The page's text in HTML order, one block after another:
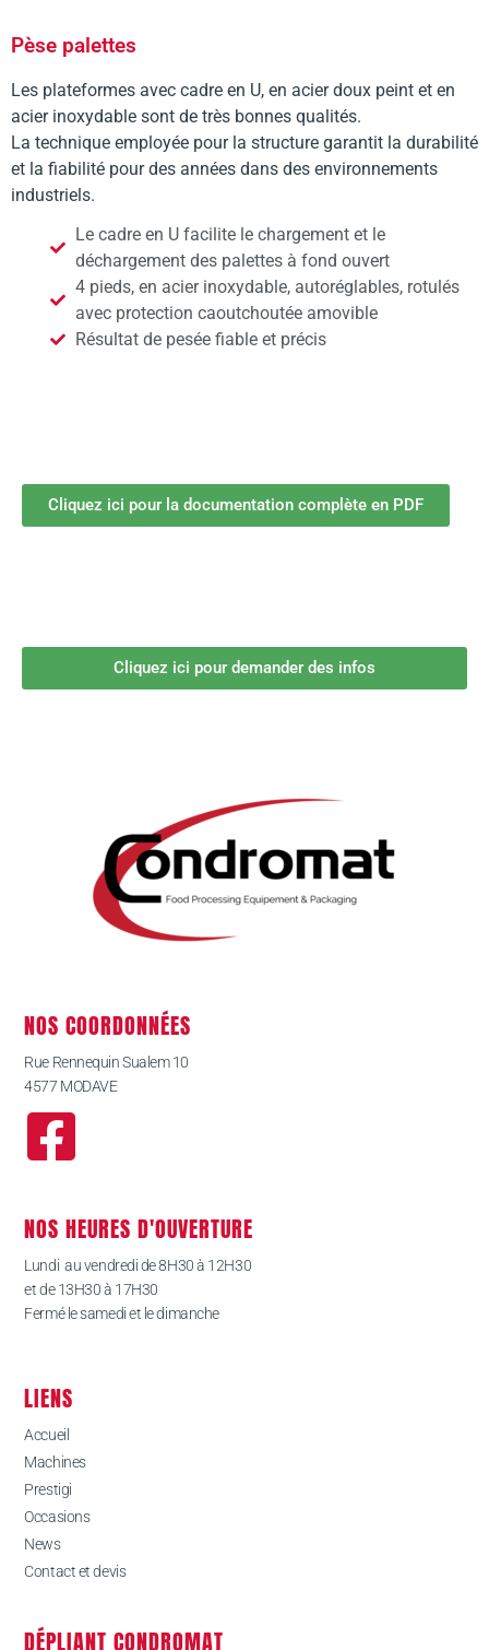
Pèse palettes
Les plateformes avec cadre en U, en acier doux peint et en
acier inoxydable sont de très bonnes qualités.
La technique employée pour la structure garantit la durabilité
et la fiabilité pour des années dans des environnements
industriels.
Le cadre en U facilite le chargement et le
déchargement des palettes à fond ouvert
4 pieds, en acier inoxydable, autoréglables, rotulés
avec protection caoutchoutée amovible
Résultat de pesée fiable et précis
Cliquez ici pour la documentation complète en PDF
Cliquez ici pour demander des infos
NOS COORDONNÉES
Rue Rennequin Sualem 10
4577 MODAVE
NOS HEURES D'OUVERTURE
Lundi au vendredi de 8H30 à 12H30
et de 13H30 à 17H30
Fermé le samedi et le dimanche
LIENS
Accueil
Machines
Prestigi
Occasions
News
Contact et devis
DÉPLIANT CONDROMAT